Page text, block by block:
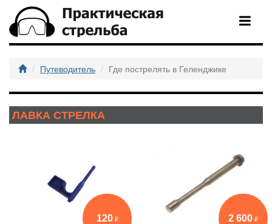
Путеводитель Где пострелять в Геленджике
ЛАВКА СТРЕЛКА
120 2 600